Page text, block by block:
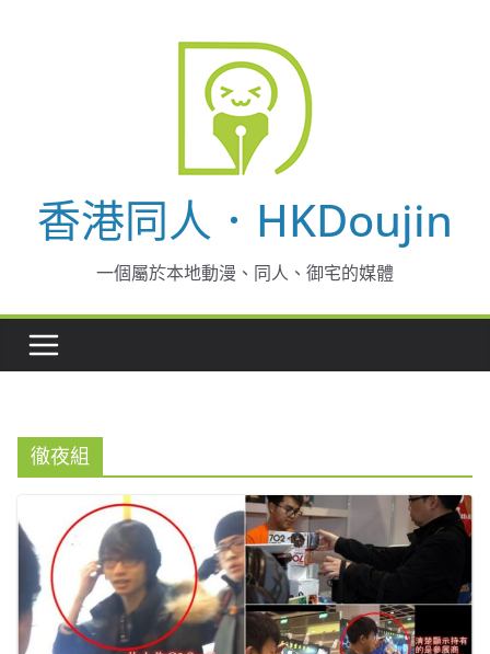
香港同人．HKDoujin
一個屬於本地動漫、同人、御宅的媒體
徹夜組